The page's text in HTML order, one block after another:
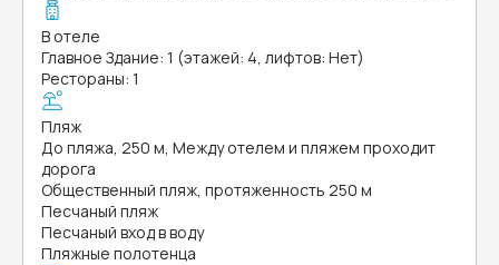
В отеле
Главное Здание: 1 (этажей: 4, лифтов: Нет)
Рестораны: 1
Пляж
До пляжа, 250 м, Между отелем и пляжем проходит
дорога
Общественный пляж, протяженность 250 м
Песчаный пляж
Песчаный вход в воду
Пляжные полотенца